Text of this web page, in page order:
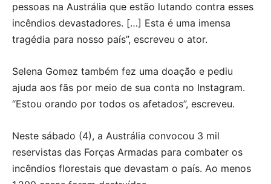
pessoas na Austrália que estão lutando contra esses
incêndios devastadores. […] Esta é uma imensa
tragédia para nosso país”, escreveu o ator.
Selena Gomez também fez uma doação e pediu
ajuda aos fãs por meio de sua conta no Instagram.
“Estou orando por todos os afetados”, escreveu.
Neste sábado (4), a Austrália convocou 3 mil
reservistas das Forças Armadas para combater os
incêndios florestais que devastam o país. Ao menos